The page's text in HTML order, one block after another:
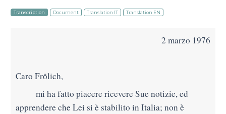
Transcription Document Translation IT Translation EN
2 marzo 1976
Caro Frӧlich,
mi ha fatto piacere ricevere Sue notizie, ed
apprendere che Lei si è stabilito in Italia; non è